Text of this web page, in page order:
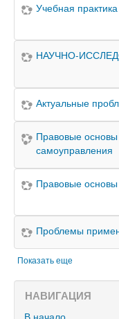
Учебная практика
НАУЧНО-
Актуальные
Правовые основы
самоуправления
Правовые основы
Проблемы
Показать еще
НАВИГАЦИЯ